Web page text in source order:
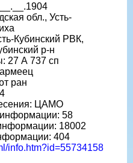
обл., Усть-
Кубинский РВК,
р-н
27 А 737 сп
ран
ЦАМО
58
18002
404
info.htm?id=55734158